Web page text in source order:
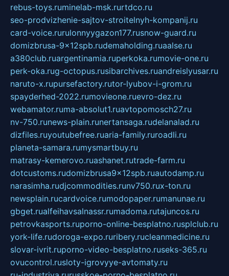
rebus-toys.ruminelab-msk.rurtdco.ru
seo-prodvizhenie-sajtov-stroitelnyh-kompanij.ru
card-voice.rurulonnyygazon177.rusnow-guard.ru
domizbrusa-9x12spb.rudemaholding.ruaalse.ru
a380club.ruargentinamia.ruperkoka.rumovie-one.ru
perk-oka.rug-octopus.rusibarchives.ruandreislyusar.ru
naruto-x.rupursefactory.rutor-lyubov-i-grom.ru
spayderhed-2022.rumovieone.ruevro-dez.ru
webamator.ruma-absolut1.ruavtopomosch27.ru
nv-750.runews-plain.runertansaga.rudelanalad.ru
dizfiles.ruyoutubefree.ruaria-family.ruroadli.ru
planeta-samara.rumysmartbuy.ru
matrasy-kemerovo.ruashanet.rutrade-farm.ru
dotcustoms.rudomizbrusa9x12spb.ruautodamp.ru
narasimha.rudjcommodities.runv750.rux-ton.ru
newsplain.rucardvoice.rumodopaper.rumanunae.ru
gbget.rualfeihavsalnassr.rumadoma.rutajuncos.ru
petrovkasports.ruporno-online-besplatno.rusplclub.ru
york-life.rudoroga-expo.ruribery.rucleanmedicine.ru
slovar-ivrit.ruporno-video-besplatno.ruseks-365.ru
ovucontrol.rusloty-igrovyye-avtomaty.ru